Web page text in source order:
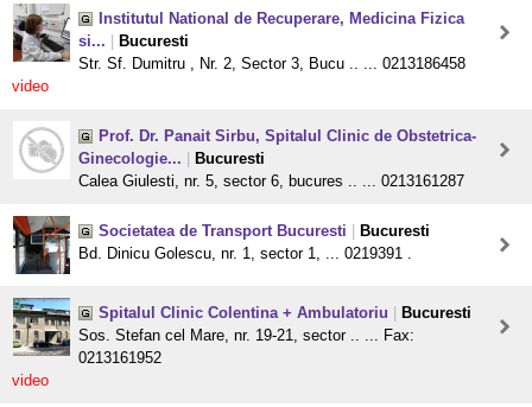
Institutul National de Recuperare, Medicina Fizica
si...
Bucuresti
Str. Sf. Dumitru , Nr. 2, Sector 3, Bucu .. ... 0213186458
video
Prof. Dr. Panait Sirbu, Spitalul Clinic de Obstetrica-
Ginecologie...
Bucuresti
Calea Giulesti, nr. 5, sector 6, bucures .. ... 0213161287
Societatea de Transport Bucuresti
Bucuresti
Bd. Dinicu Golescu, nr. 1, sector 1, ... 0219391 .
Spitalul Clinic Colentina + Ambulatoriu
Bucuresti
Sos. Stefan cel Mare, nr. 19-21, sector .. ... Fax:
0213161952
video